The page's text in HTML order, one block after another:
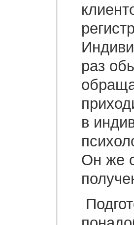
раз
в
Он же